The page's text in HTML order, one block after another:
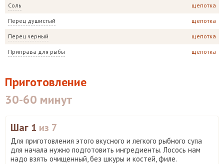
Соль щепотка
Перец душистый щепотка
Перец черный щепотка
Приправа для рыбы щепотка
Приготовление
30-60 минут
Шаг 1 из 7
Для приготовления этого вкусного и легкого рыбного супа
для начала нужно подготовить ингредиенты. Лосось нам
надо взять очищенный, без шкуры и костей, филе.